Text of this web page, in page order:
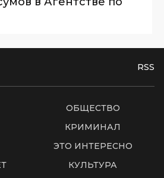
RSS
ОБЩЕСТВО
КРИМИНАЛ
ЭТО ИНТЕРЕСНО
КУЛЬТУРА